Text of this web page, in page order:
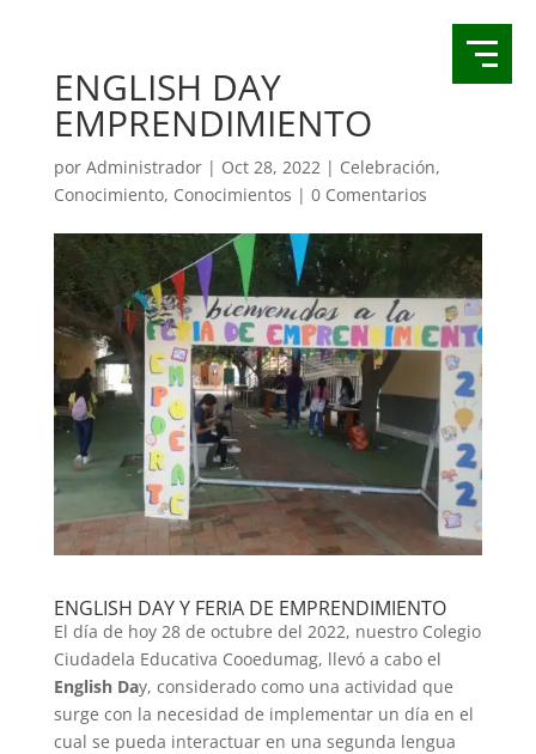
ENGLISH DAY
EMPRENDIMIENTO
por Administrador| Oct 28, 2022| Celebración,
Conocimiento, Conocimientos | 0 Comentarios
ENGLISH DAY Y FERIA DE EMPRENDIMIENTO
El día de hoy 28 de octubre del 2022, nuestro Colegio
Ciudadela Educativa Cooedumag, llevó a cabo el
English Day, considerado como una actividad que
surge con la necesidad de implementar un día en el
cual se pueda interactuar en una segunda lengua